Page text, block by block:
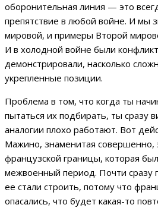
оборонительная линия — это
препятствие в любой войне. И мы
мировой, и примеры Второй
И в холодной войне были
демонстрировали, насколько
укрепленные позиции.
Проблема в том, что когда ты
пытаться их подбирать, ты сразу
аналогии плохо работают. Вот
Мажино, знаменитая совершенно,
французской границы, которая
межвоенный период. Почти сразу
ее стали строить, потому что
опасались, что будет какая-то